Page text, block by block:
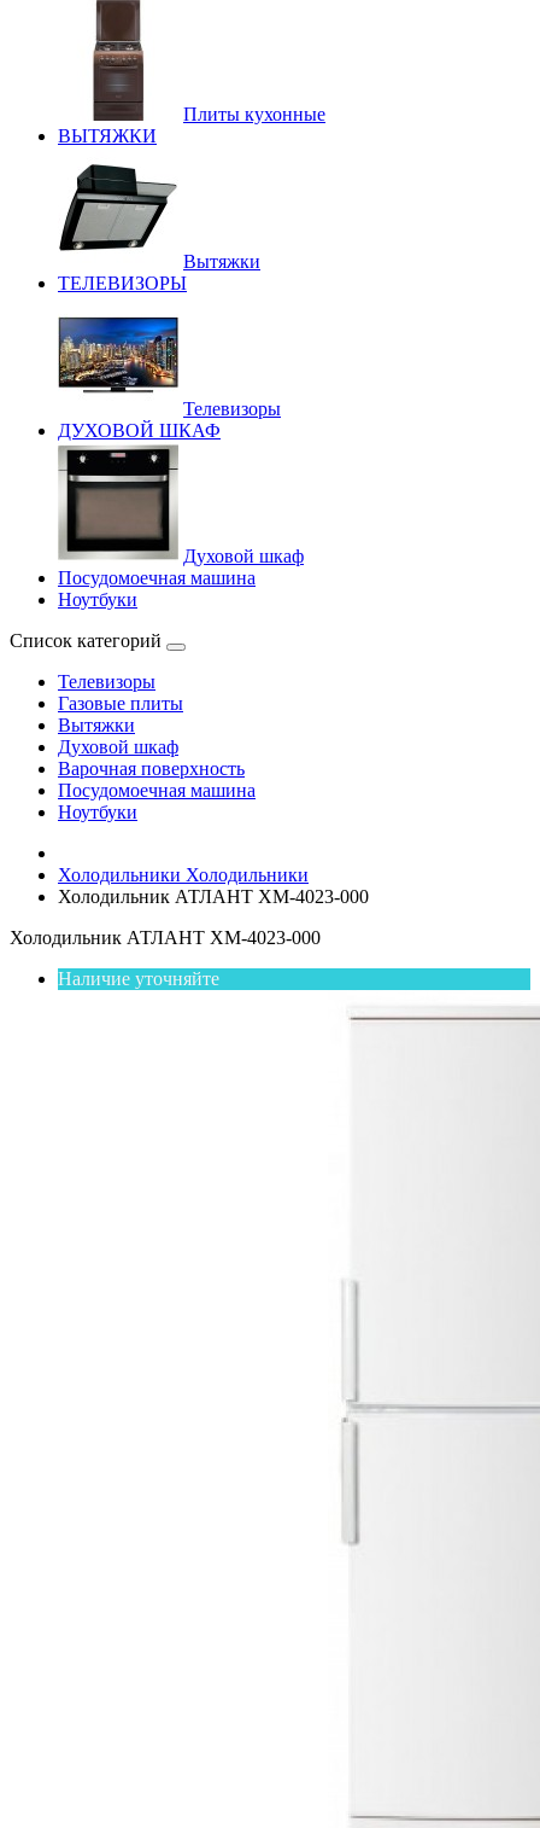
Плиты кухонные
ВЫТЯЖКИ
Вытяжки
ТЕЛЕВИЗОРЫ
Телевизоры
ДУХОВОЙ ШКАФ
Духовой шкаф
Посудомоечная машина
Ноутбуки
Список категорий
Телевизоры
Газовые плиты
Вытяжки
Духовой шкаф
Варочная поверхность
Посудомоечная машина
Ноутбуки
Холодильники Холодильники
Холодильник АТЛАНТ ХМ-4023-000
Холодильник АТЛАНТ ХМ-4023-000
Наличие уточняйте